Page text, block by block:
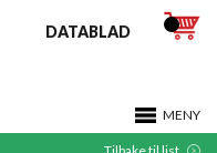
MENY
DATABLAD